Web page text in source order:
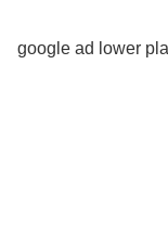
google ad lower